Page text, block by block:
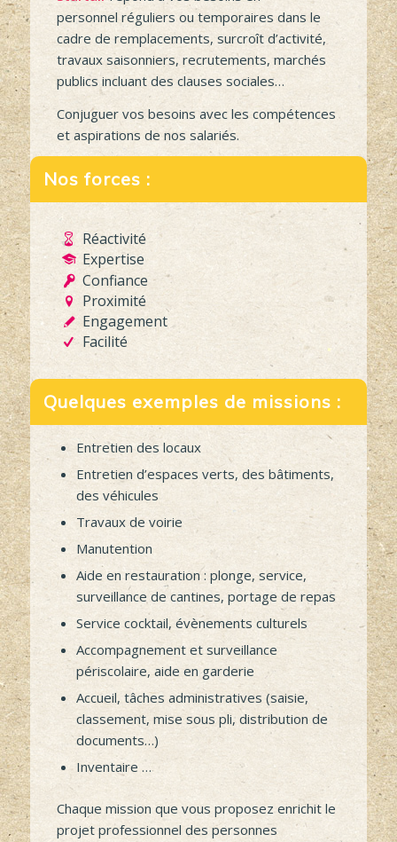
Startairrépond à vos besoins en
personnel réguliers ou temporaires dans le
cadre de remplacements, surcroît d’activité,
travaux saisonniers, recrutements, marchés
publics incluant des clauses sociales…
Conjuguer vos besoins avec les compétences
et aspirations de nos salariés.
Nos forces :
Réactivité
Expertise
Confiance
Proximité
Quelques exemples de missions :
Entretien des locaux
Entretien d’espaces verts, des bâtiments,
des véhicules
Travaux de voirie
Manutention
Aide en restauration : plonge, service,
surveillance de cantines, portage de repas
Service cocktail, évènements culturels
Accompagnement et surveillance
périscolaire, aide en garderie
Accueil, tâches administratives (saisie,
classement, mise sous pli, distribution de
documents…)
Inventaire …